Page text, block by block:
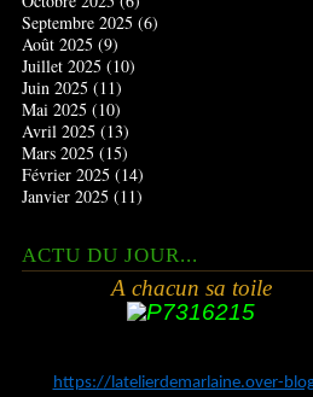
Septembre 2025 (6)
Août 2025 (9)
Juillet 2025 (10)
Juin 2025 (11)
Mai 2025 (10)
Avril 2025 (13)
Mars 2025 (15)
Février 2025 (14)
Janvier 2025 (11)
ACTU DU JOUR...
A chacun sa toile
https://latelierdemarlaine.over-